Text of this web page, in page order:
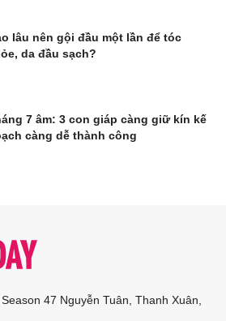
lâu nên gội đầu một lần để tóc
da đầu sạch?
7 âm: 3 con giáp càng giữ kín kế
càng dễ thành công
47 Nguyễn Tuân, Thanh Xuân,